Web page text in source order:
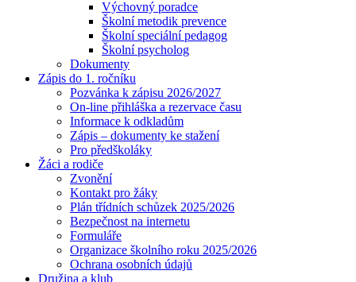
Výchovný poradce
Školní metodik prevence
Školní speciální pedagog
Školní psycholog
Dokumenty
Zápis do 1. ročníku
Pozvánka k zápisu 2026/2027
On-line přihláška a rezervace času
Informace k odkladům
Zápis – dokumenty ke stažení
Pro předškoláky
Žáci a rodiče
Zvonění
Kontakt pro žáky
Plán třídních schůzek 2025/2026
Bezpečnost na internetu
Formuláře
Organizace školního roku 2025/2026
Ochrana osobních údajů
Družina a klub